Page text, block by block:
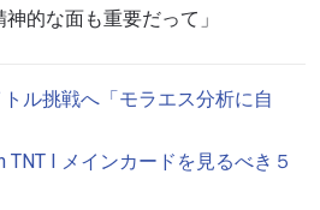
的な面も重要だって」
トル挑戦へ「モラエス分析に自
TNT I メインカードを見るべき５